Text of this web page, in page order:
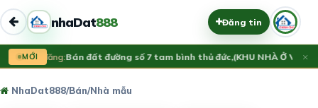
nhaDat888 Đăng tin
MỚI
Vừa đăng:Bán đất đường số 7 tam bình thủ đức,(KHU NHÀ Ở VẠN×
NhaDat888/Bán/Nhà mẫu